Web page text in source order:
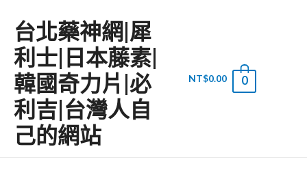
台北藥神網|犀
利士|日本藤素|
韓國奇力片|必
利吉|台灣人自
己的網站
NT$0.00 0